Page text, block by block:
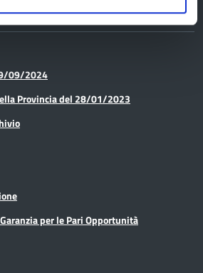
09/2024
Provincia del 28/01/2023
per le Pari Opportunità